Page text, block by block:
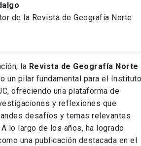
de la Revista de Geografía Norte
la Revista de Geografía Norte
un pilar fundamental para el
ofreciendo una plataforma de
y reflexiones que
desafíos y temas relevantes
lo largo de los años, ha logrado
una publicación destacada en el